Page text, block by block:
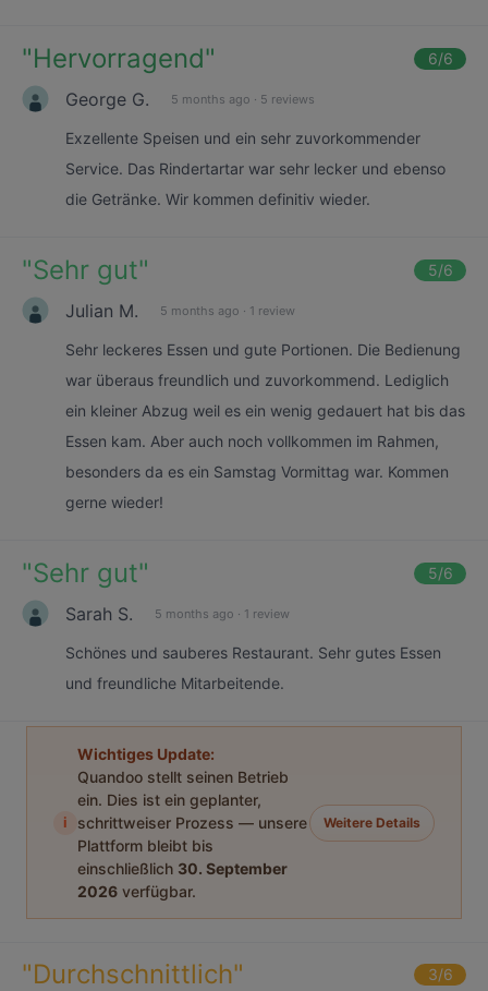
"Hervorragend" 6/6
George G. 5 months ago · 5 reviews
Exzellente Speisen und ein sehr zuvorkommender
Service. Das Rindertartar war sehr lecker und ebenso
die Getränke. Wir kommen definitiv wieder.
"Sehr gut" 5/6
Julian M. 5 months ago · 1 review
Sehr leckeres Essen und gute Portionen. Die Bedienung
war überaus freundlich und zuvorkommend. Lediglich
ein kleiner Abzug weil es ein wenig gedauert hat bis das
Essen kam. Aber auch noch vollkommen im Rahmen,
besonders da es ein Samstag Vormittag war. Kommen
gerne wieder!
"Sehr gut" 5/6
Sarah S. 5 months ago · 1 review
Schönes und sauberes Restaurant. Sehr gutes Essen
und freundliche Mitarbeitende.
i
Wichtiges Update:
Quandoo stellt seinen Betrieb
ein. Dies ist ein geplanter,
schrittweiser Prozess — unsere
Plattform bleibt bis
einschließlich 30. September
2026 verfügbar.
Weitere Details
"Durchschnittlich" 3/6